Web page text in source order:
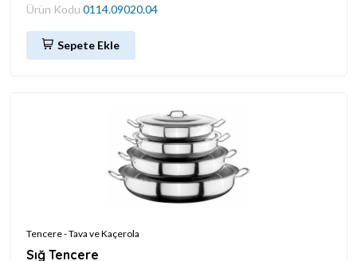
Ürün Kodu 0114.09020.04
Sepete Ekle
Tencere - Tava ve Kaçerola
Sığ Tencere